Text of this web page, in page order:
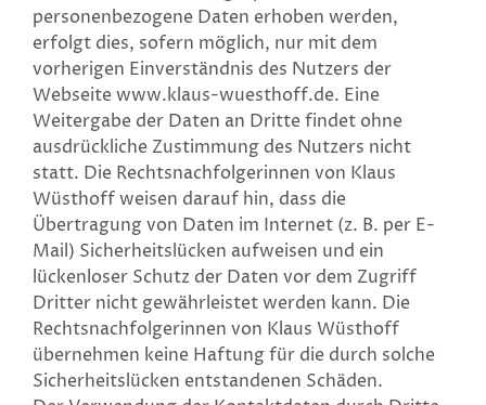
personenbezogene Daten erhoben werden,
erfolgt dies, sofern möglich, nur mit dem
vorherigen Einverständnis des Nutzers der
Webseite www.klaus-wuesthoff.de. Eine
Weitergabe der Daten an Dritte findet ohne
ausdrückliche Zustimmung des Nutzers nicht
statt. Die Rechtsnachfolgerinnen von Klaus
Wüsthoff weisen darauf hin, dass die
Übertragung von Daten im Internet (z. B. per E-
Mail) Sicherheitslücken aufweisen und ein
lückenloser Schutz der Daten vor dem Zugriff
Dritter nicht gewährleistet werden kann. Die
Rechtsnachfolgerinnen von Klaus Wüsthoff
übernehmen keine Haftung für die durch solche
Sicherheitslücken entstandenen Schäden.